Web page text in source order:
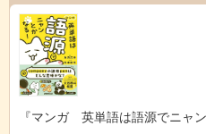
『マンガ 英単語は語源でニャ